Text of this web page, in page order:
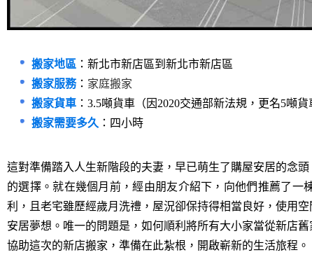
搬家地區 ：新北市新店區到新北市新店區
搬家服務： 家庭搬家
搬家貨車 ：3.5噸貨車（因2020交通部新法規，更名5噸貨
搬家需要多久 ：四小時
這對準備踏入人生新階段的夫妻，早已萌生了購屋安居的念
的選擇。就在幾個月前，經由朋友介紹下，向他們推薦了
利，且老宅雖歷經歲月洗禮，屋況卻保持得相當良好，使用
安居夢想。唯一的問題是，如何順利將所有大小家當從新店
協助這次的新店搬家，準備在此紮根，開啟嶄新的生活旅程。